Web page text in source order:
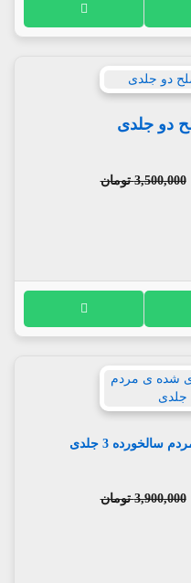
دو جلدی
3,500,000 تومان
3 جلدی
3,900,000 تومان